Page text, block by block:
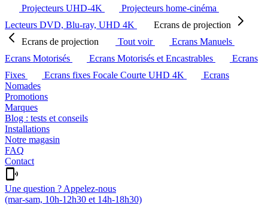
Projecteurs UHD-4K
Projecteurs home-cinéma
Lecteurs DVD, Blu-ray, UHD 4K
Ecrans de projection
Ecrans de projection
Tout voir
Ecrans Manuels
Ecrans Motorisés
Ecrans Motorisés et Encastrables
Ecrans
Fixes
Ecrans fixes Focale Courte UHD 4K
Ecrans
Nomades
Promotions
Marques
Blog : tests et conseils
Installations
Notre magasin
FAQ
Contact
Une question ? Appelez-nous
(mar-sam, 10h-12h30 et 14h-18h30)